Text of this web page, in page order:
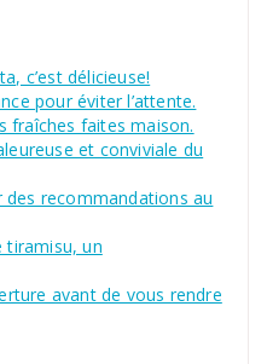
c’est délicieuse!
pour éviter l’attente.
fraîches faites maison.
et conviviale du
des recommandations au
tiramisu, un
avant de vous rendre